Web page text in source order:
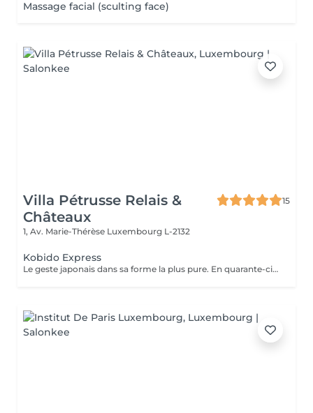
Massage facial (sculting face)
Villa Pétrusse Relais &
Châteaux
15
1, Av. Marie-Thérèse Luxembourg L-2132
Kobido Express
Le geste japonais dans sa forme la plus pure. En quarante-cinq minutes, ce massage facial ancestral aux mouvements précis relance la micro-circulation, dénoue les tensions du visage et redessine les traits. Un soin bref mais intense, pour un teint relancé et une sensation de fraîcheur immédiate, entre deux rendez-vous ou avant une soirée.